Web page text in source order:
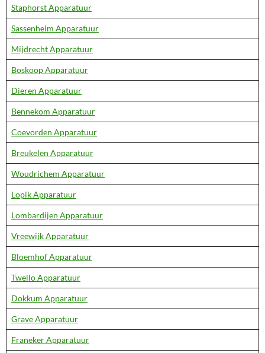
Staphorst Apparatuur
Sassenheim Apparatuur
Mijdrecht Apparatuur
Boskoop Apparatuur
Dieren Apparatuur
Bennekom Apparatuur
Coevorden Apparatuur
Breukelen Apparatuur
Woudrichem Apparatuur
Lopik Apparatuur
Lombardijen Apparatuur
Vreewijk Apparatuur
Bloemhof Apparatuur
Twello Apparatuur
Dokkum Apparatuur
Grave Apparatuur
Franeker Apparatuur